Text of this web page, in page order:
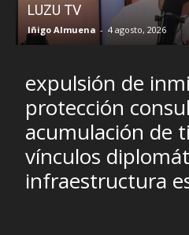
LUZU TV
Iñigo Almuena - 4 agosto, 2026
expulsión de
protección
acumulación de
vínculos
infraestructura